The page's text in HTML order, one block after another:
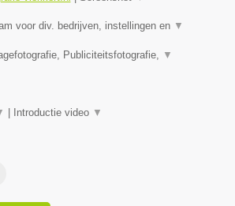
voor div. bedrijven, instellingen en ▼
Publiciteitsfotografie, ▼
Introductie video ▼